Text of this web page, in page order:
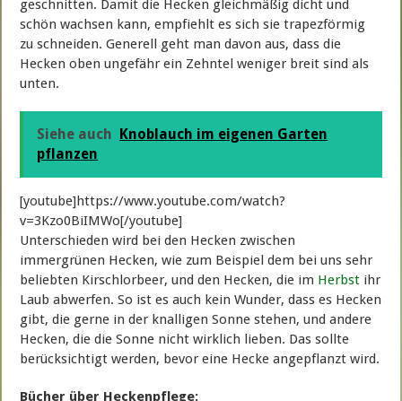
geschnitten. Damit die Hecken gleichmäßig dicht und
schön wachsen kann, empfiehlt es sich sie trapezförmig
zu schneiden. Generell geht man davon aus, dass die
Hecken oben ungefähr ein Zehntel weniger breit sind als
unten.
Siehe auch Knoblauch im eigenen Garten
pflanzen
[youtube]https://www.youtube.com/watch?
v=3Kzo0BiIMWo[/youtube]
Unterschieden wird bei den Hecken zwischen
immergrünen Hecken, wie zum Beispiel dem bei uns sehr
beliebten Kirschlorbeer, und den Hecken, die im Herbst ihr
Laub abwerfen. So ist es auch kein Wunder, dass es Hecken
gibt, die gerne in der knalligen Sonne stehen, und andere
Hecken, die die Sonne nicht wirklich lieben. Das sollte
berücksichtigt werden, bevor eine Hecke angepflanzt wird.
Bücher über Heckenpflege: